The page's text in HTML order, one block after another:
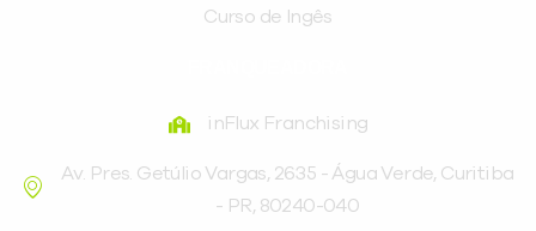
Curso de Ingês
inFlux Franchising
Av. Pres. Getúlio Vargas, 2635 - Água Verde, Curitiba
- PR, 80240-040